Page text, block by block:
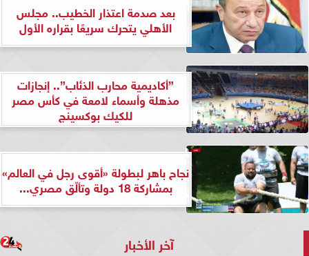
بعد صدمة اعتذار الخطيب.. مجلس
الأهلي يتحرك سريعًا بقراره الأول
”أكاديمية محارب الذئاب”.. إنجازات
مذهلة وأسماء لامعة في كأس مصر
للكيك بوكسينج
نجاح باهر لبطولة «أقوى رجل في العالم»
بمشاركة 18 دولة وتألّق مصري...
آخر الأخبار